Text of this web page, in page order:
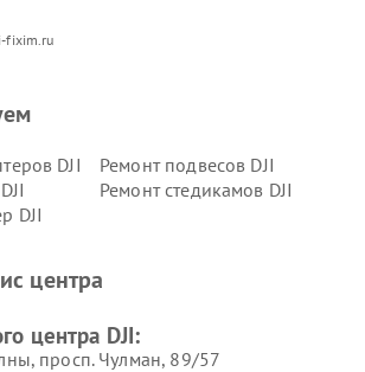
fixim.ru
DJI
Ремонт подвесов DJI
Ремонт стедикамов DJI
DJI
центра
центра DJI:
просп. Чулман, 89/57